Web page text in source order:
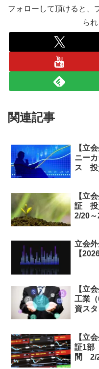
フォローして頂けると、
ら
関連記事
【立
ニー
ス 投
【立
証 投
2/20～
立会
【
【立
工業
資ス
【立
証1部
間 2/